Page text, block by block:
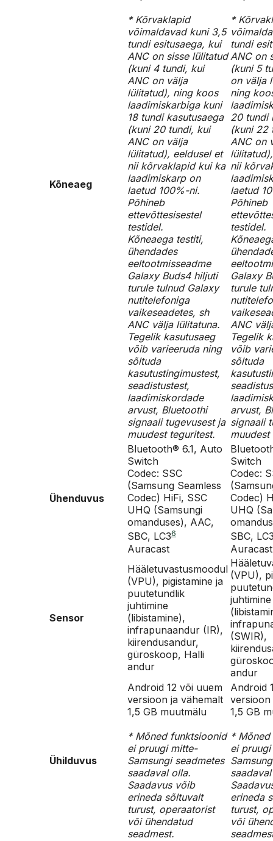
Kõneaeg
* Kõrvaklapid
võimaldavad kuni 3,5
tundi esitusaega, kui
ANC on sisse lülitatud
(kuni 4 tundi, kui
ANC on välja
lülitatud), ning koos
laadimiskarbiga kuni
18 tundi kasutusaega
(kuni 20 tundi, kui
ANC on välja
lülitatud), eeldusel et
nii kõrvaklapid kui ka
laadimiskarp on
laetud 100%-ni.
Põhineb
ettevõttesisestel
testidel.
Kõneaega testiti,
ühendades
eeltootmisseadme
Galaxy Buds4 hiljuti
turule tulnud Galaxy
nutitelefoniga
vaikeseadetes, sh
ANC välja lülitatuna.
Tegelik kasutusaeg
võib varieeruda ning
sõltuda
kasutustingimustest,
seadistustest,
laadimiskordade
arvust, Bluetoothi
signaali tugevusest ja
muudest teguritest.
*
tundi
ANC on
(kuni 5
on välja
ning
20 tundi
(kuni 22
ANC on
nii
laetud
Põhineb
testidel.
Galaxy
turule
ANC
Tegelik
võib
sõltuda
arvust,
signaali
Ühenduvus
Bluetooth® 6.1, Auto
Switch
Codec: SSC
(Samsung Seamless
Codec) HiFi, SSC
UHQ (Samsungi
omanduses), AAC,
SBC, LC36
Auracast
Switch
Codec:
Codec)
UHQ
SBC,
Auracast
Sensor
Hääletuvastusmoodul
(VPU), pigistamine ja
puutetundlik
juhtimine
(libistamine),
infrapunaandur (IR),
kiirendusandur,
güroskoop, Halli
andur
(VPU),
juhtimine
(SWIR),
andur
Ühilduvus
Android 12 või uuem
versioon ja vähemalt
1,5 GB muutmälu
* Mõned funktsioonid
ei pruugi mitte-
Samsungi seadmetes
saadaval olla.
Saadavus võib
erineda sõltuvalt
turust, operaatorist
või ühendatud
seadmest.
Android
versioon
1,5 GB
*
ei
erineda
turust,
või